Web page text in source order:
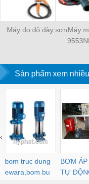
Máy đo độ dày sơnMáy
Sản phẩm xem nhiều
bom truc dung
ewara,bom bu
BƠM
TỰ
‹